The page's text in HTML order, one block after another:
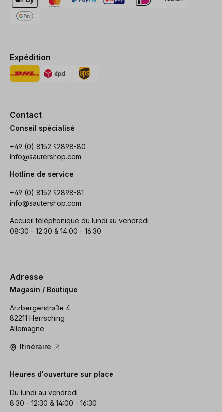
Expédition
Contact
Conseil spécialisé
+49 (0) 8152 92898-80
info@sautershop.com
Hotline de service
+49 (0) 8152 92898-81
info@sautershop.com
Accueil téléphonique du lundi au vendredi
08:30 - 12:30 & 14:00 - 16:30
Adresse
Magasin / Boutique
Arzbergerstraße 4
82211 Herrsching
Allemagne
Itinéraire
Heures d'ouverture sur place
Du lundi au vendredi
8:30 - 12:30 & 14:00 - 16:30